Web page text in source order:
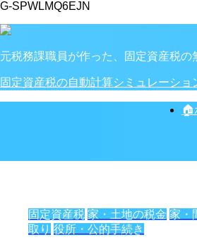
G-SPWLMQ6EJN
元税務課職員が作った、固定資産税の
固定資産税の自動計算シミュレーショ
🏠
固定資産税 家・土地の税金 家・
取り 役所・公的手続き